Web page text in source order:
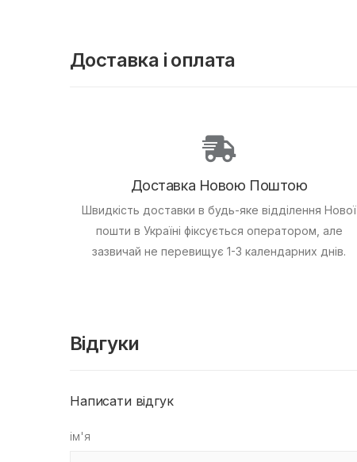
Доставка і оплата
Доставка Новою Поштою
Швидкість доставки в будь-яке відділення Нової
пошти в Україні фіксується оператором, але
зазвичай не перевищує 1-3 календарних днів.
Відгуки
Написати відгук
ім'я